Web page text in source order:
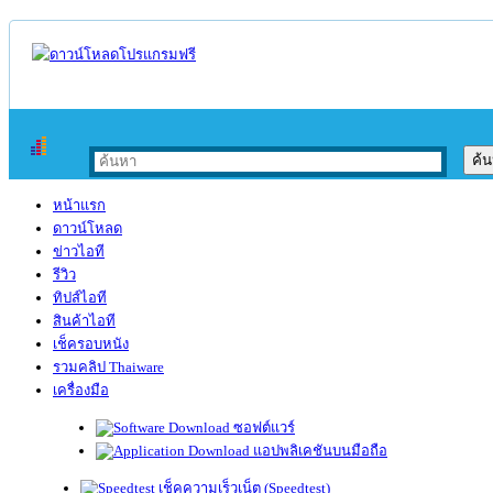
หน้าแรก
ดาวน์โหลด
ข่าวไอที
รีวิว
ทิปส์ไอที
สินค้าไอที
เช็ครอบหนัง
รวมคลิป Thaiware
เครื่องมือ
ซอฟต์แวร์
แอปพลิเคชันบนมือถือ
เช็คความเร็วเน็ต (Speedtest)